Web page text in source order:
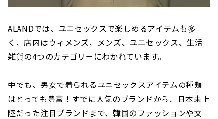
ALANDでは、ユニセックスで楽しめるアイテムも多
く、店内はウィメンズ、メンズ、ユニセックス、生活
雑貨の4つのカテゴリーにわかれています。
中でも、男女で着られるユニセックスアイテムの種類
はとっても豊富！すでに人気のブランドから、日本未上
陸だった注目ブランドまで、韓国のファッションや文